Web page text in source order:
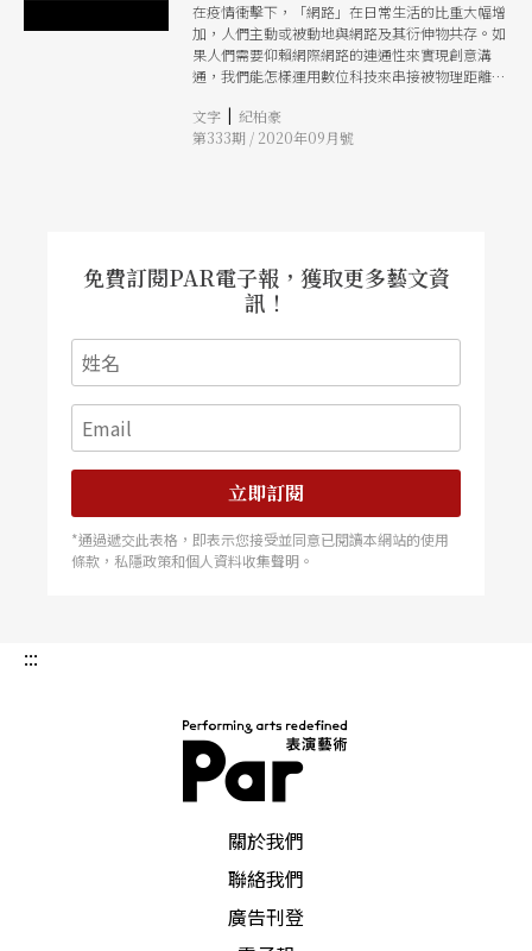
在疫情衝擊下，「網路」在日常生活的比重大幅增
加，人們主動或被動地與網路及其衍伸物共存。如
果人們需要仰賴網際網路的連通性來實現創意溝
通，我們能怎樣運用數位科技來串接被物理距離所
人、人與科技物之間，建立起更緊密的合作關係？
本文列舉了五項網路應用的音樂合作案例，希望能
文字 | 紀柏豪
第333期 / 2020年09月號
免費訂閱PAR電子報，獲取更多藝文資
訊！
立即訂閱
*通過遞交此表格，即表示您接受並同意已閱讀本網站的使用
條款，私隱政策和個人資料收集聲明。
:::
關於我們
聯絡我們
廣告刊登